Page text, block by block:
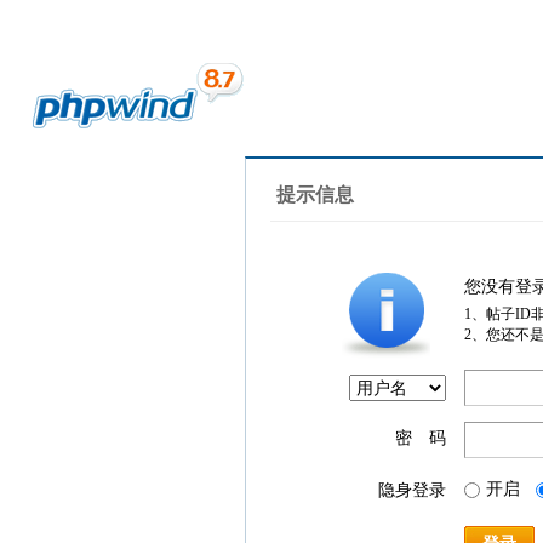
提示信息
您没有登
1、帖子ID
2、您还不
密 码
隐身登录 开启